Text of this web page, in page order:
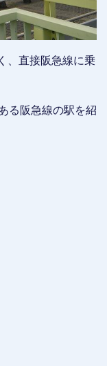
、直接阪急線に乗
る阪急線の駅を紹